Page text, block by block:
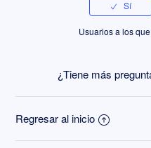
Usuarios a los
¿Tiene más
Regresar al inicio